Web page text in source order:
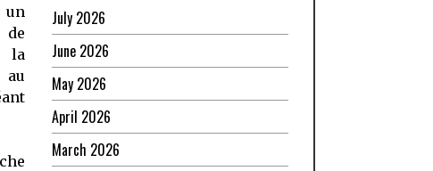
un
la
July 2026
June 2026
May 2026
April 2026
March 2026